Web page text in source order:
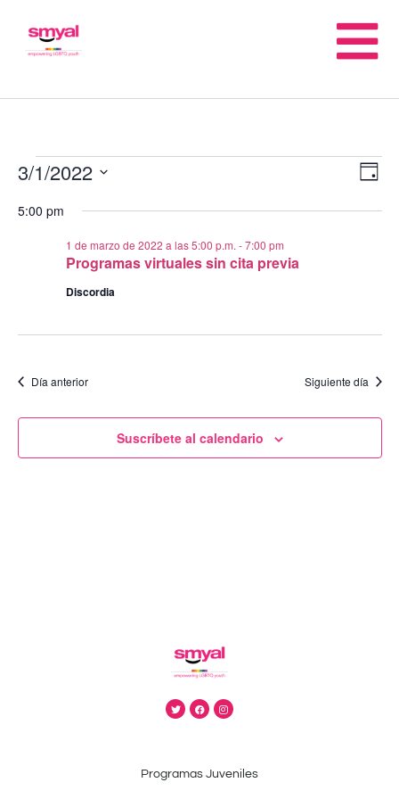
Día
3/1/2022
fecha.
5:00 pm
Programas virtuales sin cita previa
1 de marzo de 2022 a las 5:00 p.m. -7:00 pm
Discordia
Día anterior Siguiente día
Suscríbete al calendario
Programas Juveniles